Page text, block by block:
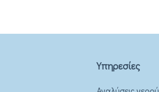
Υπηρεσίες